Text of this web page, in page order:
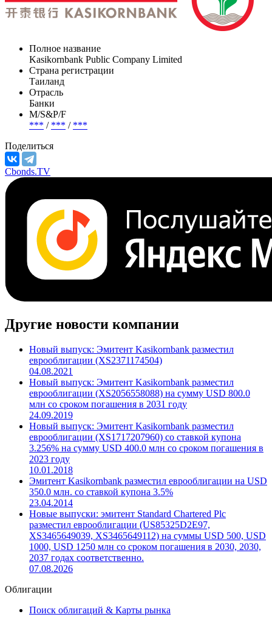
Полное название
Kasikornbank Public Company Limited
Страна регистрации
Таиланд
Отрасль
Банки
М/S&P/F
*** / *** / ***
Поделиться
Cbonds.TV
Другие новости компании
Новый выпуск: Эмитент Kasikornbank разместил
еврооблигации (XS2371174504)
04.08.2021
Новый выпуск: Эмитент Kasikornbank разместил
еврооблигации (XS2056558088) на сумму USD 800.0
млн со сроком погашения в 2031 году
24.09.2019
Новый выпуск: Эмитент Kasikornbank разместил
еврооблигации (XS1717207960) со ставкой купона
3.256% на сумму USD 400.0 млн со сроком погашения в
2023 году
10.01.2018
Эмитент Kasikornbank разместил еврооблигации на USD
350.0 млн. со ставкой купона 3.5%
23.04.2014
Новые выпуски: эмитент Standard Chartered Plc
разместил еврооблигации (US85325D2E97,
XS3465649039, XS3465649112) на суммы USD 500, USD
1000, USD 1250 млн со сроком погашения в 2030, 2030,
2037 годах соответственно.
07.08.2026
Облигации
Поиск облигаций & Карты рынка